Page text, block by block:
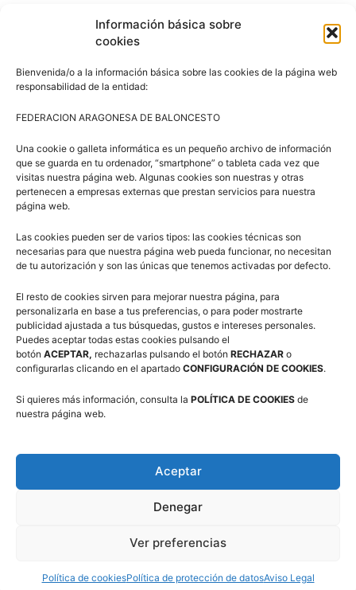
Información básica sobre
cookies
Bienvenida/o a la información básica sobre las cookies de la página web
responsabilidad de la entidad:
FEDERACION ARAGONESA DE BALONCESTO
Una cookie o galleta informática es un pequeño archivo de información
que se guarda en tu ordenador, “smartphone” o tableta cada vez que
visitas nuestra página web. Algunas cookies son nuestras y otras
pertenecen a empresas externas que prestan servicios para nuestra
página web.
Las cookies pueden ser de varios tipos: las cookies técnicas son
necesarias para que nuestra página web pueda funcionar, no necesitan
de tu autorización y son las únicas que tenemos activadas por defecto.
El resto de cookies sirven para mejorar nuestra página, para
personalizarla en base a tus preferencias, o para poder mostrarte
publicidad ajustada a tus búsquedas, gustos e intereses personales.
Puedes aceptar todas estas cookies pulsando el
botón ACEPTAR, rechazarlas pulsando el botón RECHAZAR o
configurarlas clicando en el apartado CONFIGURACIÓN DE COOKIES.
Si quieres más información, consulta la POLÍTICA DE COOKIES de
nuestra página web.
Aceptar
Denegar
Ver preferencias
Política de cookiesPolítica de protección de datosAviso Legal
Finalmente, el director general de Deportes,
, quiso destacar el impulso al deporte femenino
El deporte de la canasta recibió el pasado mes de abril un
duro golpe, con el fallecimiento a los 68 años de edad de
una de las personas claves del baloncesto turolense y
aragonés, un histórico,José Lanzuela Marina.
baloncesto, nació en la localidad turolense de Cella
(1952), y tras destacar en su etapa de jugador, en los
que militaba en la segunda división del baloncesto
nacional, que llenaba el pabellón de Las Viñas cada dos
semanas y en la que ha sido la época más gloriosa del
baloncesto turolense.
Tras la desaparición del CB Teruel Sports, Pepe Lanzuela
que en los años noventa impulso la creación y fue
presidente del Club Amigos del Baloncesto de Teruel,
excelente cantera y equipos en la 1ª División Nacional
Masculina y Femenina.
Además, Pepe fue uno de los impulsores de diferentes